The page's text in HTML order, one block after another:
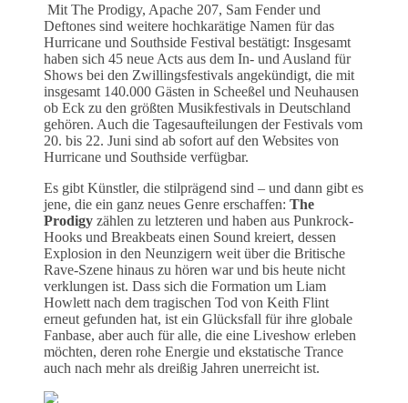
Mit The Prodigy, Apache 207, Sam Fender und
Deftones sind weitere hochkarätige Namen für das
Hurricane und Southside Festival bestätigt: Insgesamt
haben sich 45 neue Acts aus dem In- und Ausland für
Shows bei den Zwillingsfestivals angekündigt, die mit
insgesamt 140.000 Gästen in Scheeßel und Neuhausen
ob Eck zu den größten Musikfestivals in Deutschland
gehören. Auch die Tagesaufteilungen der Festivals vom
20. bis 22. Juni sind ab sofort auf den Websites von
Hurricane und Southside verfügbar.
Es gibt Künstler, die stilprägend sind – und dann gibt es
jene, die ein ganz neues Genre erschaffen: The
Prodigy zählen zu letzteren und haben aus Punkrock-
Hooks und Breakbeats einen Sound kreiert, dessen
Explosion in den Neunzigern weit über die Britische
Rave-Szene hinaus zu hören war und bis heute nicht
verklungen ist. Dass sich die Formation um Liam
Howlett nach dem tragischen Tod von Keith Flint
erneut gefunden hat, ist ein Glücksfall für ihre globale
Fanbase, aber auch für alle, die eine Liveshow erleben
möchten, deren rohe Energie und ekstatische Trance
auch nach mehr als dreißig Jahren unerreicht ist.